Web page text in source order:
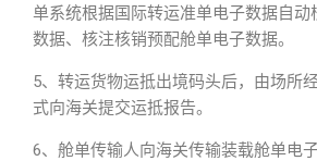
单系统根据国际转运准单电子数据自动
数据、核注核销预配舱单电子数据。
5、转运货物运抵出境码头后，由场所
式向海关提交运抵报告。
6、舱单传输人向海关传输装载舱单电